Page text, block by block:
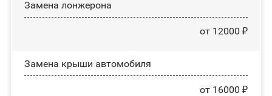
Замена лонжерона
от 12000 ₽
Замена крыши автомобиля
от 16000 ₽